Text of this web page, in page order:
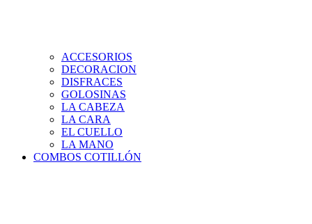
ACCESORIOS
DECORACION
DISFRACES
GOLOSINAS
LA CABEZA
LA CARA
EL CUELLO
LA MANO
COMBOS COTILLÓN